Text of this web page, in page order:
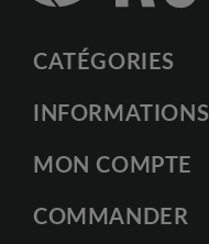
CATÉGORIES
INFORMATIONS
MON COMPTE
COMMANDER